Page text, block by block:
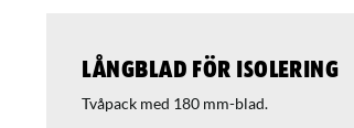
Långblad för isolering
Tvåpack med 180 mm-blad.